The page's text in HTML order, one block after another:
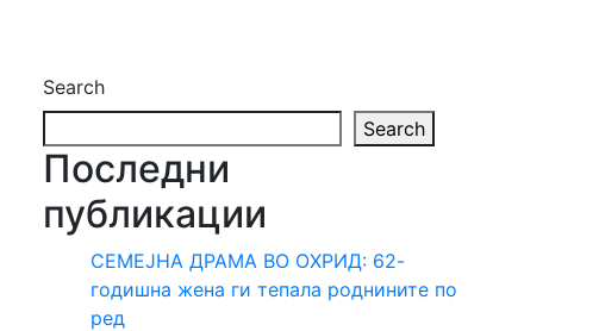
Search
Search
Последни
публикации
СЕМЕЈНА ДРАМА ВО ОХРИД: 62-
годишна жена ги тепала роднините по
ред